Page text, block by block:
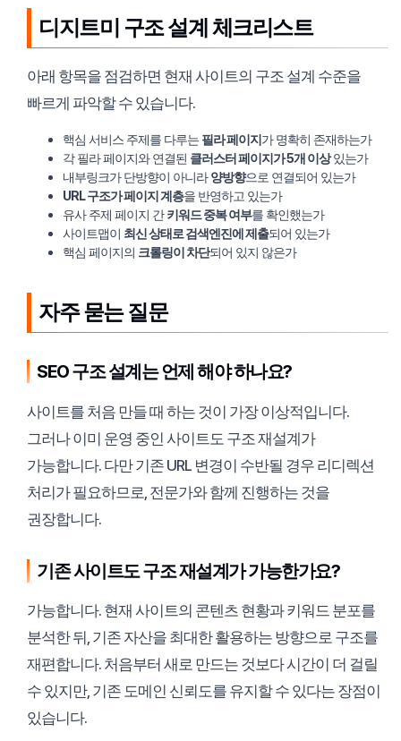
디지트미 구조 설계 체크리스트
아래 항목을 점검하면 현재 사이트의 구조 설계 수준을
빠르게 파악할 수 있습니다.
핵심 서비스 주제를 다루는 필라 페이지가 명확히 존재하는가
각 필라 페이지와 연결된 클러스터 페이지가 5개 이상있는가
내부링크가 단방향이 아니라양방향으로 연결되어 있는가
URL 구조가 페이지 계층을 반영하고 있는가
유사 주제 페이지 간키워드 중복 여부를 확인했는가
사이트맵이 최신 상태로 검색엔진에 제출되어 있는가
핵심 페이지의 크롤링이 차단되어 있지 않은가
자주 묻는 질문
SEO 구조 설계는 언제 해야 하나요?
사이트를 처음 만들 때 하는 것이 가장 이상적입니다.
그러나 이미 운영 중인 사이트도 구조 재설계가
가능합니다. 다만 기존 URL 변경이 수반될 경우 리디렉션
처리가 필요하므로, 전문가와 함께 진행하는 것을
권장합니다.
기존 사이트도 구조 재설계가 가능한가요?
가능합니다. 현재 사이트의 콘텐츠 현황과 키워드 분포를
분석한 뒤, 기존 자산을 최대한 활용하는 방향으로 구조를
재편합니다. 처음부터 새로 만드는 것보다 시간이 더 걸릴
수 있지만, 기존 도메인 신뢰도를 유지할 수 있다는 장점이
있습니다.